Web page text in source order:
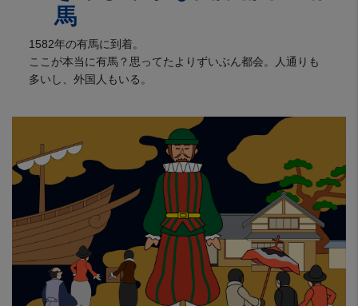
馬
1582年の有馬に到着。
ここが本当に有馬？思ってたよりずいぶん都会。人通りも
多いし、外国人もいる。